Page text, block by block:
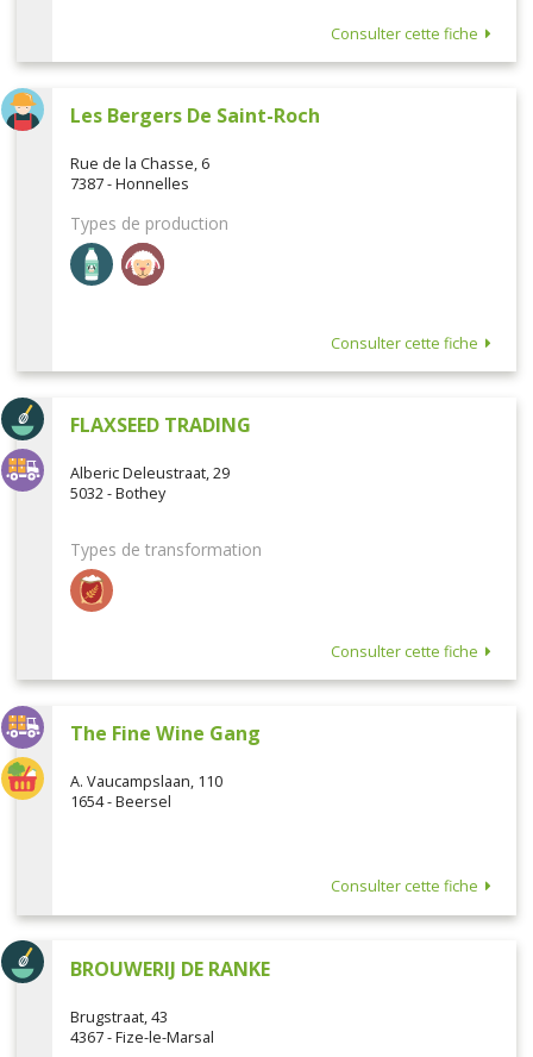
Consulter cette fiche
Les Bergers De Saint-Roch
Rue de la Chasse, 6
7387 - Honnelles
Types de production
Consulter cette fiche
FLAXSEED TRADING
Alberic Deleustraat, 29
5032 - Bothey
Types de transformation
Consulter cette fiche
The Fine Wine Gang
A. Vaucampslaan, 110
1654 - Beersel
Consulter cette fiche
BROUWERIJ DE RANKE
Brugstraat, 43
4367 - Fize-le-Marsal